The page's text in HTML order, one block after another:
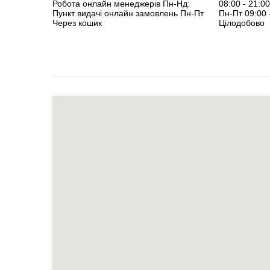
Робота онлайн менеджерiв Пн-Нд:
08:00 - 21:00
Пункт видачі онлайн замовлень Пн-Пт
Пн-Пт 09:00
Через кошик
Цілодобово